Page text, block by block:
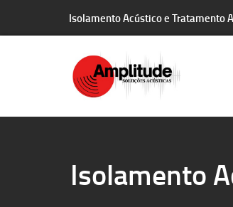
Isolamento Acústico e Tratamento
Isolamento